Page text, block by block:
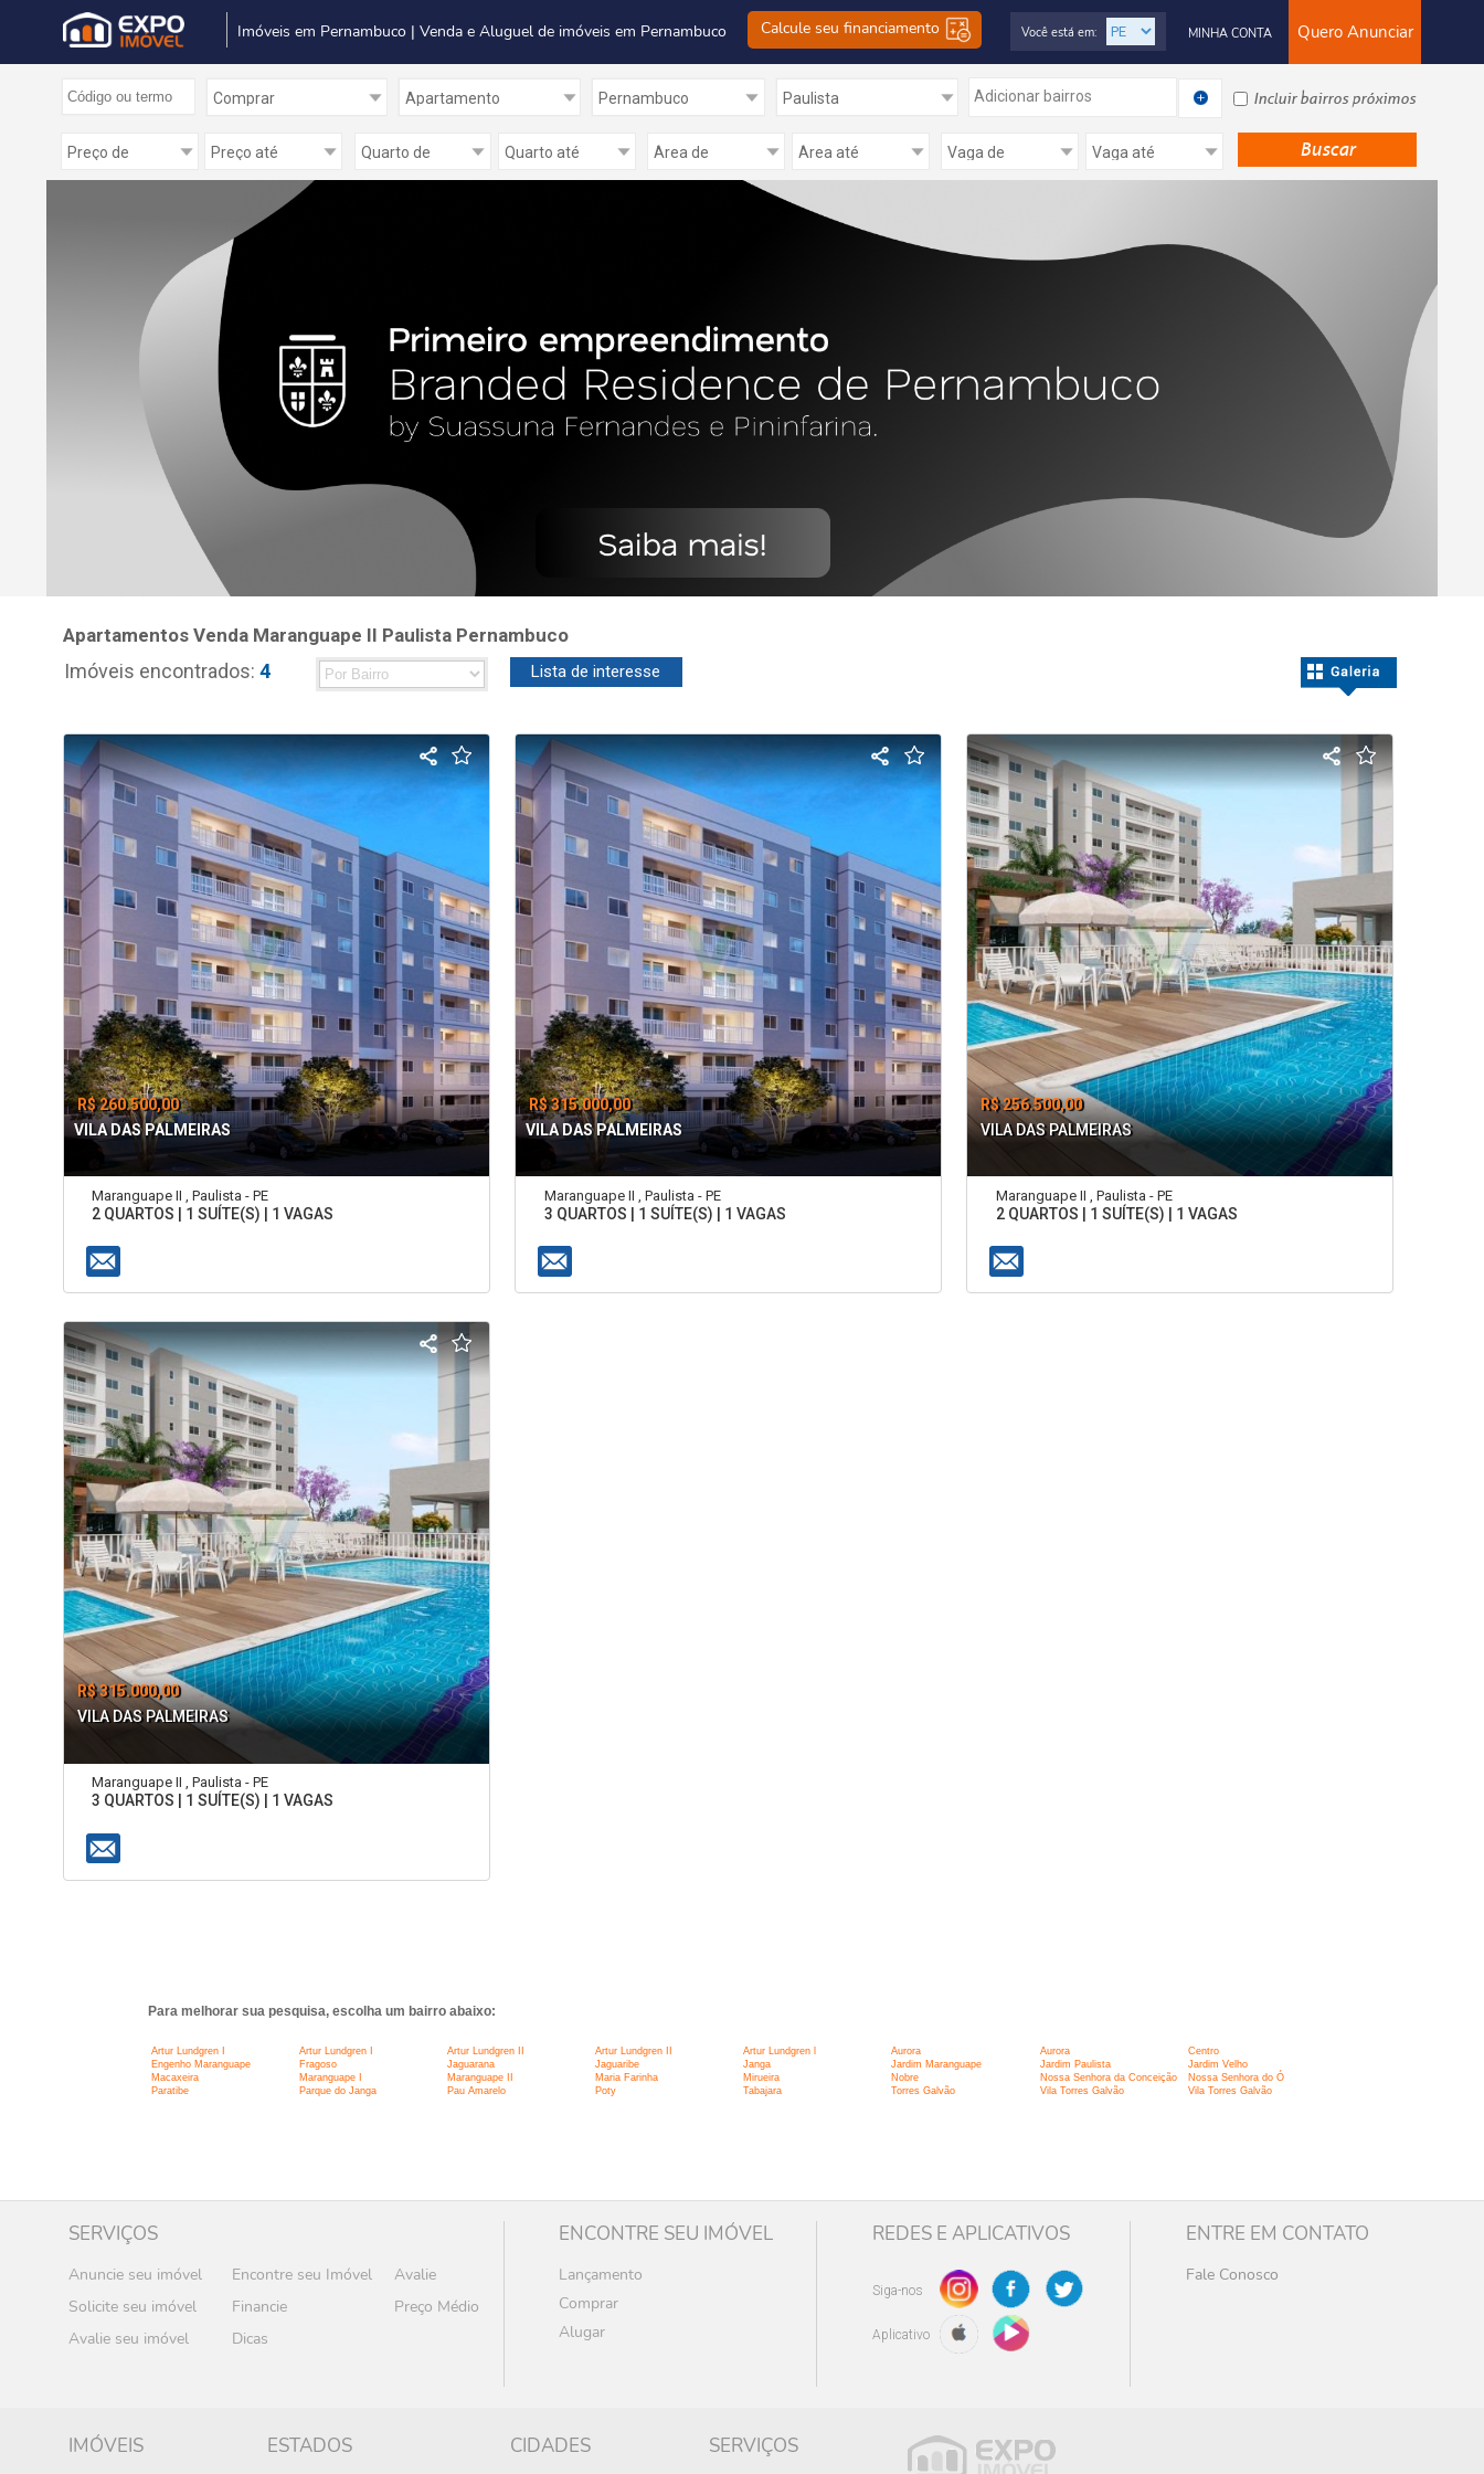
Imóveis em Pernambuco | Venda e Aluguel de imóveis em Pernambuco Calcule seu financiamento Quero Anunciar
MINHA CONTA
Você está em:
Adicionar bairros Incluir bairros próximos
Apartamentos Venda Maranguape II Paulista Pernambuco
Imóveis encontrados:4 Lista de interesse
R$ 260.500,00
VILA DAS PALMEIRAS
Maranguape II , Paulista - PE
2 QUARTOS | 1 SUÍTE(S) | 1 VAGAS
R$ 315.000,00
VILA DAS PALMEIRAS
Maranguape II , Paulista - PE
3 QUARTOS | 1 SUÍTE(S) | 1 VAGAS
R$ 256.500,00
VILA DAS PALMEIRAS
Maranguape II , Paulista - PE
2 QUARTOS | 1 SUÍTE(S) | 1 VAGAS
R$ 315.000,00
VILA DAS PALMEIRAS
Maranguape II , Paulista - PE
3 QUARTOS | 1 SUÍTE(S) | 1 VAGAS
Para melhorar sua pesquisa, escolha um bairro abaixo:
Artur Lundgren I Artur Lundgren I Artur Lundgren II Artur Lundgren II Artur Lundgren l Aurora Aurora
Centro
Engenho Maranguape
Fragoso Jaguarana Jaguaribe Janga Jardim Maranguape Jardim Paulista
Jardim Velho
Macaxeira
Maranguape I Maranguape II Maria Farinha Mirueira Nobre Nossa Senhora da Conceição
Nossa Senhora do Ó
Paratibe
Parque do Janga Pau Amarelo Poty Tabajara Torres Galvão Vila Torres Galvão Vila Torres Galvão
SERVIÇOS
Anuncie seu imóvel Encontre seu Imóvel
Avalie
Solicite seu imóvel
Financie
Preço Médio
Avalie seu imóvel
Dicas
ENCONTRE SEU IMÓVEL
Lançamento
Comprar
Alugar
REDES E APLICATIVOS
Siga-nos
Aplicativo
ENTRE EM CONTATO
Fale Conosco
IMÓVEIS ESTADOS CIDADES SERVIÇOS